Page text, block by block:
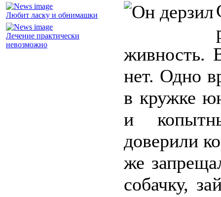
Любит ласку и обнимашки
Лечение практически
невозможно
живность.
нет. Одно
в кружке
и
доверили
же
собачку,